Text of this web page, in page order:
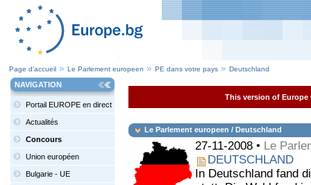
Page d’accueil Le Parlement europeen PE dans votre pays Deutschland
NAVIGATION
Portail EUROPE en direct
Actualités
Concours
Union européen
Bulgarie - UE
This version of Europe
Le Parlement europeen / Deutschland
27-11-2008 • Le
DEUTSCHLAND
In Deutschland fand